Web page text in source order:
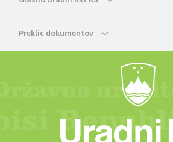
Preklic dokumentov